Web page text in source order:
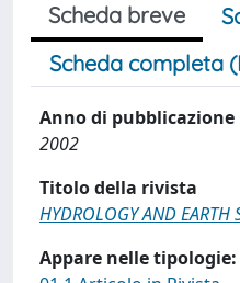
Scheda breve
Scheda completa
Anno di pubblicazione
2002
Titolo della rivista
HYDROLOGY AND EARTH
Appare nelle tipologie: